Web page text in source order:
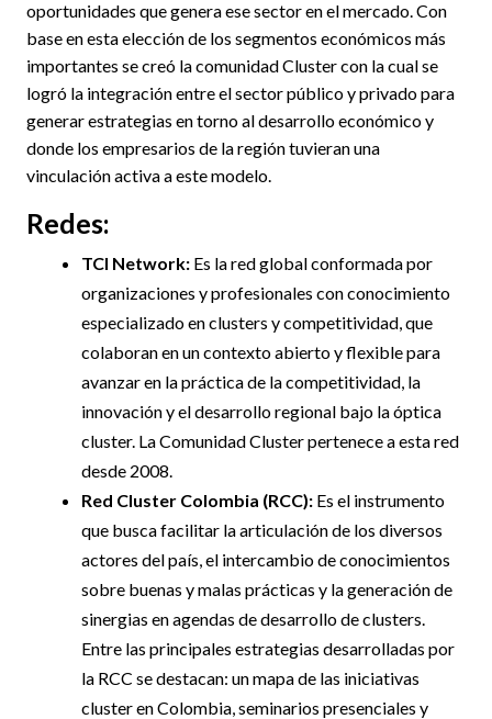
oportunidades que genera ese sector en el mercado. Con
base en esta elección de los segmentos económicos más
importantes se creó la comunidad Cluster con la cual se
logró la integración entre el sector público y privado para
generar estrategias en torno al desarrollo económico y
donde los empresarios de la región tuvieran una
vinculación activa a este modelo.
Redes:
TCI Network: Es la red global conformada por
organizaciones y profesionales con conocimiento
especializado en clusters y competitividad, que
colaboran en un contexto abierto y flexible para
avanzar en la práctica de la competitividad, la
innovación y el desarrollo regional bajo la óptica
cluster. La Comunidad Cluster pertenece a esta red
desde 2008.
Red Cluster Colombia (RCC): Es el instrumento
que busca facilitar la articulación de los diversos
actores del país, el intercambio de conocimientos
sobre buenas y malas prácticas y la generación de
sinergias en agendas de desarrollo de clusters.
Entre las principales estrategias desarrolladas por
la RCC se destacan: un mapa de las iniciativas
cluster en Colombia, seminarios presenciales y